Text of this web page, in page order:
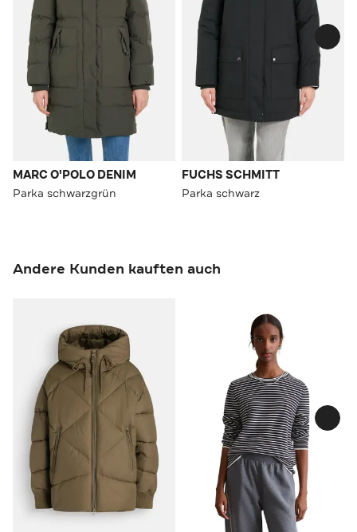
MARC O'POLO DENIM
Parka schwarzgrün
FUCHS SCHMITT
Parka schwarz
Andere Kunden kauften auch